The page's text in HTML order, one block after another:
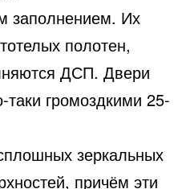
заполнением. Их
полотен,
ДСП. Двери
громоздкими 25-
зеркальных
причём эти